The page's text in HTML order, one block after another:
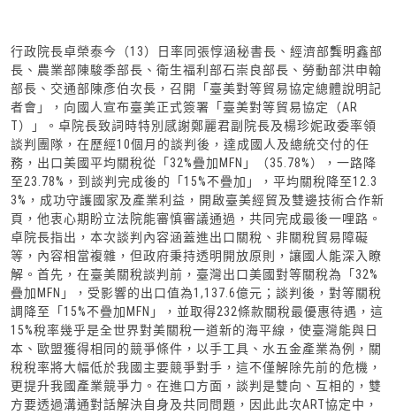
行政院長卓榮泰今（13）日率同張惇涵秘書長、經濟部龔明鑫部
長、農業部陳駿季部長、衛生福利部石崇良部長、勞動部洪申翰
部長、交通部陳彥伯次長，召開「臺美對等貿易協定總體說明記
者會」，向國人宣布臺美正式簽署「臺美對等貿易協定（AR
T）」。卓院長致詞時特別感謝鄭麗君副院長及楊珍妮政委率領
談判團隊，在歷經10個月的談判後，達成國人及總統交付的任
務，出口美國平均關稅從「32%疊加MFN」（35.78%），一路降
至23.78%，到談判完成後的「15%不疊加」，平均關稅降至12.3
3%，成功守護國家及產業利益，開啟臺美經貿及雙邊技術合作新
頁，他衷心期盼立法院能審慎審議通過，共同完成最後一哩路。
卓院長指出，本次談判內容涵蓋進出口關稅、非關稅貿易障礙
等，內容相當複雜，但政府秉持透明開放原則，讓國人能深入瞭
解。首先，在臺美關稅談判前，臺灣出口美國對等關稅為「32%
疊加MFN」，受影響的出口值為1,137.6億元；談判後，對等關稅
調降至「15%不疊加MFN」，並取得232條款關稅最優惠待遇，這
15%稅率幾乎是全世界對美關稅一道新的海平線，使臺灣能與日
本、歐盟獲得相同的競爭條件，以手工具、水五金產業為例，關
稅稅率將大幅低於我國主要競爭對手，這不僅解除先前的危機，
更提升我國產業競爭力。在進口方面，談判是雙向、互相的，雙
方要透過溝通對話解決自身及共同問題，因此此次ART協定中，